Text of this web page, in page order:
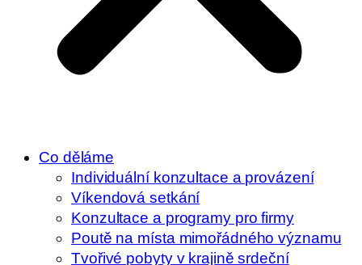
Co děláme
Individuální konzultace a provázení
Víkendová setkání
Konzultace a programy pro firmy
Poutě na místa mimořádného významu
Tvořivé pobyty v krajině srdeční